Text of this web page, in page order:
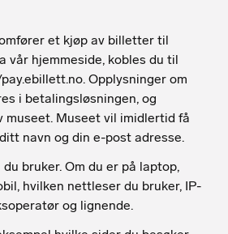
et kjøp av billetter til
vår hjemmeside, kobles du til
Opplysninger om
i betalingsløsningen, og
museet. Museet vil imidlertid få
navn og din e-post adresse.
bruker. Om du er på laptop,
hvilken nettleser du bruker, IP-
og lignende.